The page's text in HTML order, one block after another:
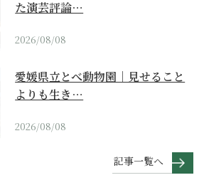
た演芸評論…
2026/08/08
愛媛県立とべ動物園｜見せること
よりも生き…
2026/08/08
記事一覧へ